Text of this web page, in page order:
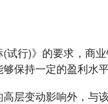
试行)》‌的要求，‌商
保持一定的盈利水
层变动影响外，与